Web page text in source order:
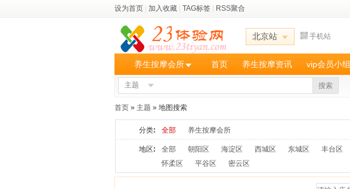
设为首页 加入收藏 TAG标签 RSS聚合
北京站 手机站
养生按摩会所 首页 养生按摩资讯 vip会员小组
主题 搜索
首页 » 主题 » 地图搜索
分类: 全部 养生按摩会所
地区: 全部 朝阳区 海淀区 西城区 东城区 丰台区
怀柔区
平谷区 密云区